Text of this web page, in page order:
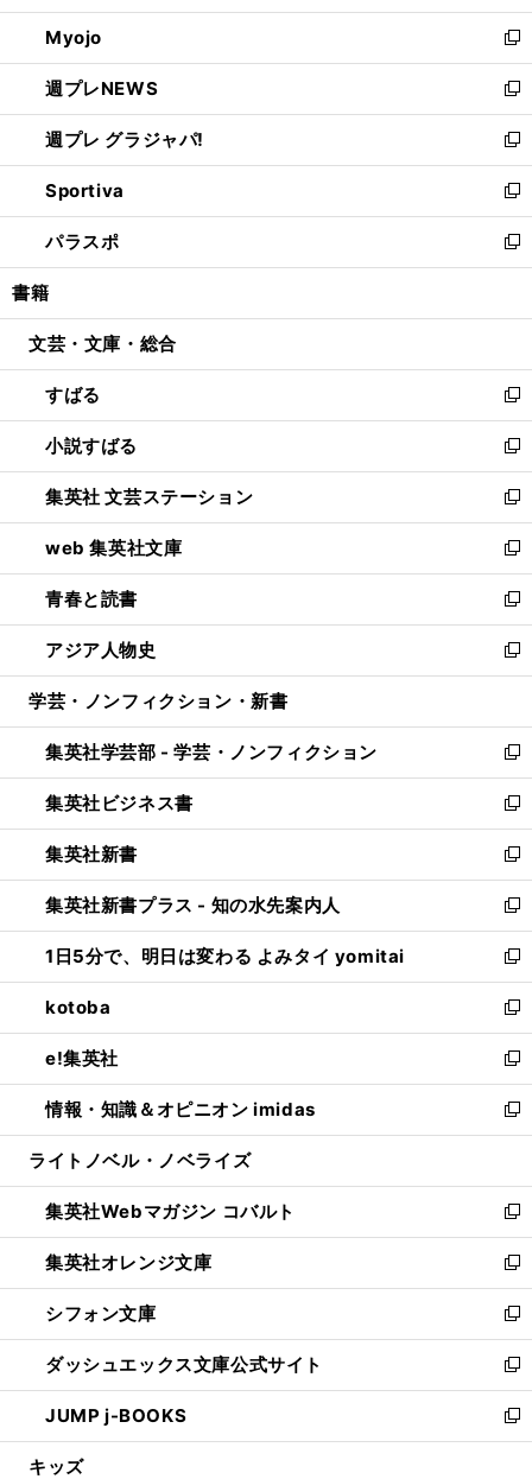
開
く
ウ
で
開
く
ン
ド
ウ
で
開
く
ウ
ィ
ン
ド
ウ
で
開
く
Myojo
新
し
い
ウ
ィ
ン
ド
ウ
で
開
週プレNEWS
新
し
い
ウ
ィ
ン
ド
ウ
開
週プレ グラジャパ!
新
し
い
ウ
ィ
ン
ウ
開
く
Sportiva
新
し
い
ウ
ン
ウ
で
開
く
パラスポ
新
し
ウ
ン
ド
ウ
で
開
く
書籍
文芸・文庫・総合
すばる
新
し
い
ウ
ィ
ン
ド
ウ
で
開
く
小説すばる
新
し
い
ウ
ィ
ン
ド
ウ
で
開
集英社 文芸ステーション
新
し
い
ウ
ィ
ン
ド
ウ
開
く
web 集英社文庫
新
し
い
ウ
ィ
ン
ウ
で
開
く
青春と読書
新
し
い
ウ
ン
ド
ウ
で
開
く
アジア人物史
新
し
ウ
ィ
ン
ド
ウ
で
開
く
学芸・ノンフィクション・新書
集英社学芸部 - 学芸・ノンフィクション
新
し
い
ウ
ィ
ン
ド
ウ
で
開
く
集英社ビジネス書
新
し
い
ウ
ィ
ン
ド
ウ
で
開
く
集英社新書
新
し
い
ウ
ィ
ン
ド
ウ
で
開
く
集英社新書プラス - 知の水先案内人
新
し
い
ウ
ィ
ン
ド
ウ
で
開
1日5分で、明日は変わる よみタイ yomitai
新
し
い
ウ
ィ
ン
ド
ウ
開
く
kotoba
新
し
い
ウ
ィ
ン
ウ
で
開
く
e!集英社
新
し
い
ウ
ン
ド
ウ
で
開
く
情報・知識＆オピニオン imidas
新
し
ウ
ィ
ン
ド
ウ
で
開
く
ライトノベル・ノベライズ
集英社Webマガジン コバルト
新
し
い
ウ
ィ
ン
ド
ウ
で
開
集英社オレンジ文庫
新
し
い
ウ
ィ
ン
ド
ウ
シフォン文庫
新
し
い
ウ
ィ
ン
ダッシュエックス文庫公式サイト
新
し
い
ウ
JUMP j-BOOKS
新
し
キッズ